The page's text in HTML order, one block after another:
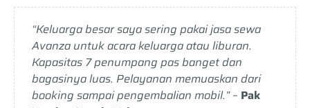
“Keluarga besar saya sering pakai jasa sewa
Avanza untuk acara keluarga atau liburan.
Kapasitas 7 penumpang pas banget dan
bagasinya luas. Pelayanan memuaskan dari
booking sampai pengembalian mobil.”– Pak